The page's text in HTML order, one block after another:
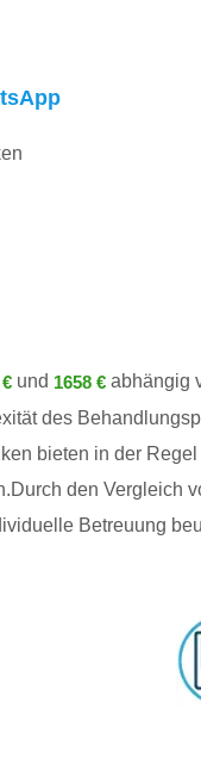
und 1658 € abhängig
des
bieten in der
den Vergleich
Betreuung